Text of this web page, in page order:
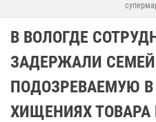
В ВОЛОГДЕ
ЗАДЕРЖАЛИ
ПОДОЗРЕВАЕМУЮ
ХИЩЕНИЯХ ТОВАРА